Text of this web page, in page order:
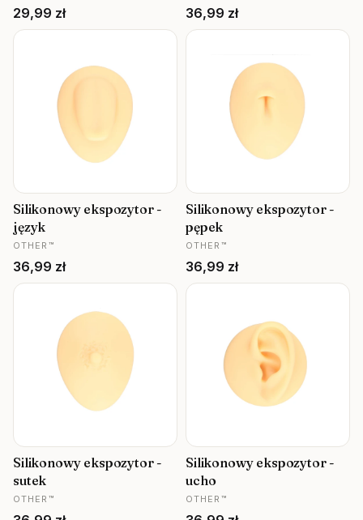
Cena
29,99 zł Cena
36,99 zł
Silikonowy ekspozytor -
język
PRODUCENT
OTHER™
Cena
36,99 zł
Silikonowy ekspozytor -
pępek
PRODUCENT
OTHER™
Cena
36,99 zł
Silikonowy ekspozytor -
sutek
PRODUCENT
OTHER™
Silikonowy ekspozytor -
ucho
PRODUCENT
OTHER™